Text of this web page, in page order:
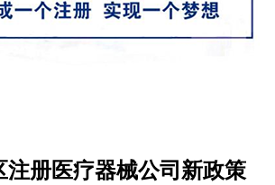
注册医疗器械公司新政策